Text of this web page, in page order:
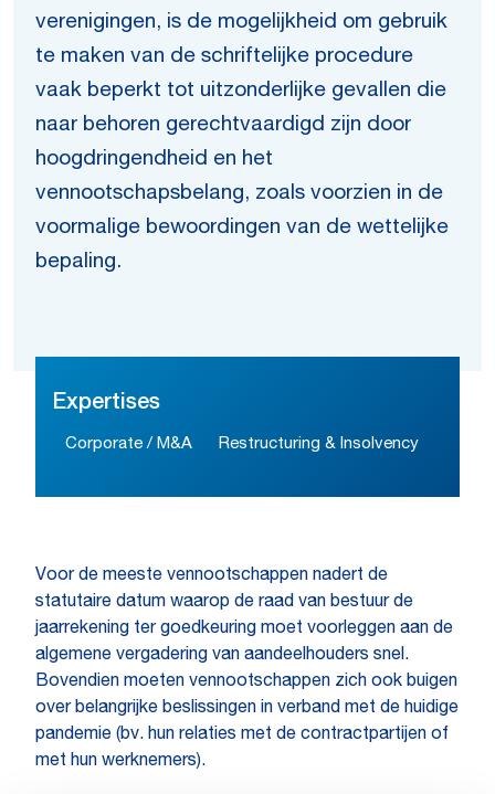
verenigingen, is de mogelijkheid om gebruik
te maken van de schriftelijke procedure
vaak beperkt tot uitzonderlijke gevallen die
naar behoren gerechtvaardigd zijn door
hoogdringendheid en het
vennootschapsbelang, zoals voorzien in de
voormalige bewoordingen van de wettelijke
bepaling.
Expertises
Corporate / M&A Restructuring & Insolvency
Voor de meeste vennootschappen nadert de
statutaire datum waarop de raad van bestuur de
jaarrekening ter goedkeuring moet voorleggen aan de
algemene vergadering van aandeelhouders snel.
Bovendien moeten vennootschappen zich ook buigen
over belangrijke beslissingen in verband met de huidige
pandemie (bv. hun relaties met de contractpartijen of
met hun werknemers).